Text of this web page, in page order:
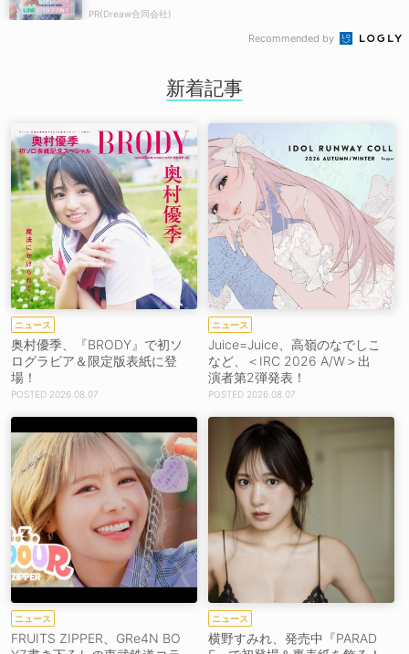
PR(Dreaw合同会社)
Recommended by
新着記事
ニュース
奥村優季、『BRODY』で初ソ
ログラビア＆限定版表紙に登
場！
2026.08.07
ニュース
Juice=Juice、高嶺のなでしこ
など、＜IRC 2026 A/W＞出
演者第2弾発表！
2026.08.07
ニュース
FRUITS ZIPPER、GRe4N BO
ニュース
横野すみれ、発売中『PARAD